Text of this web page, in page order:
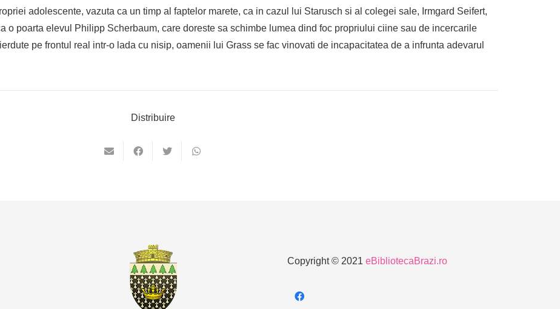
adolescente, vazuta ca un timp al faptelor marete, ca in cazul lui Starusch si al colegei sale, Irmgard Seifert,
o poarta elevul Philipp Scherbaum, care doreste sa schimbe lumea dind foc propriului ciine sau de incercarile
pe frontul real intr-o lada cu nisip, oamenii lui Grass se fac vinovati de incapacitatea de a infrunta adevarul
Distribuire
Copyright © 2021 eBibliotecaBrazi.ro